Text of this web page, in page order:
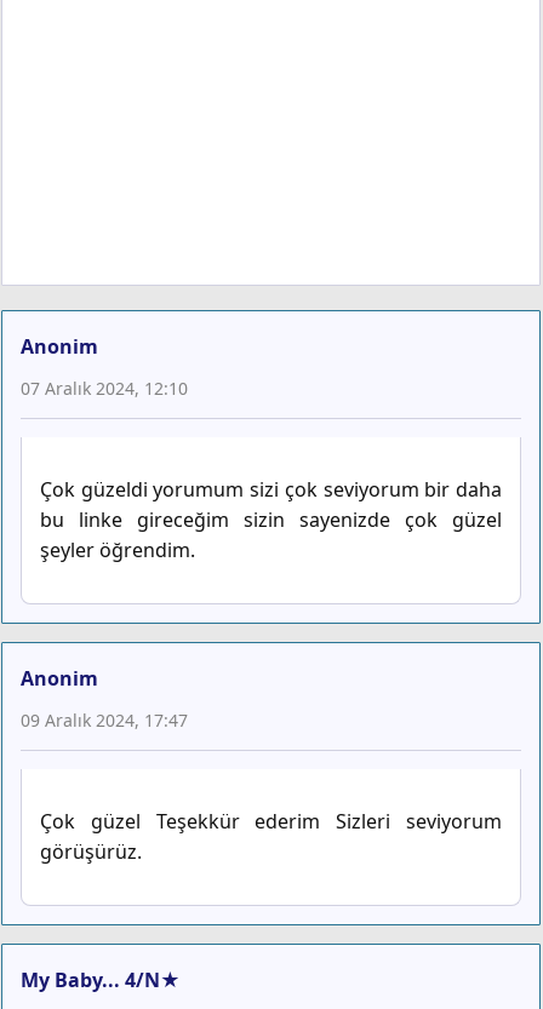
Anonim
07 Aralık 2024, 12:10
Çok güzeldi yorumum sizi çok seviyorum bir daha
bu linke gireceğim sizin sayenizde çok güzel
şeyler öğrendim.
Anonim
09 Aralık 2024, 17:47
Çok güzel Teşekkür ederim Sizleri seviyorum
görüşürüz.
My Baby... 4/N★